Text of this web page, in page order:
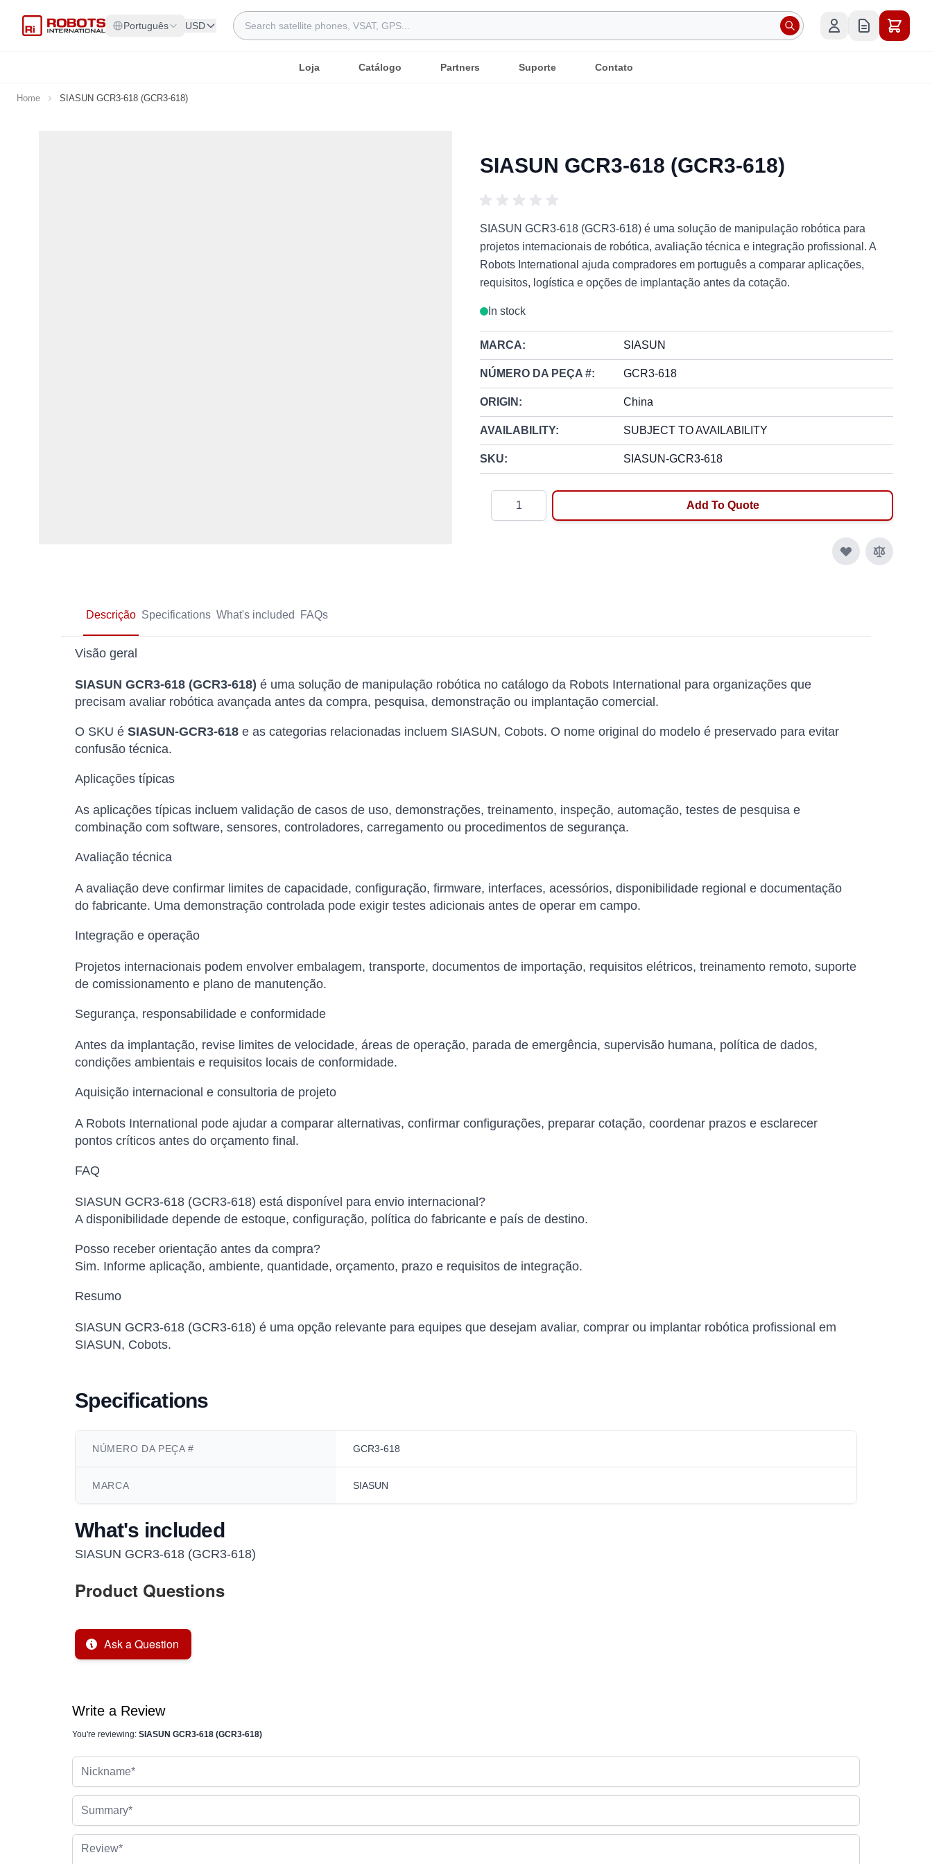
Português USD
Search
Loja Catálogo Partners Suporte Contato
Home SIASUN GCR3-618 (GCR3-618)
SIASUN GCR3-618 (GCR3-618)
SIASUN GCR3-618 (GCR3-618) é uma solução de manipulação robótica para
projetos internacionais de robótica, avaliação técnica e integração profissional. A
Robots International ajuda compradores em português a comparar aplicações,
requisitos, logística e opções de implantação antes da cotação.
In stock
MARCA: SIASUN
NÚMERO DA PEÇA #: GCR3-618
ORIGIN: China
AVAILABILITY: SUBJECT TO AVAILABILITY
SKU: SIASUN-GCR3-618
Add To Quote
Descrição Specifications What's included FAQs
Visão geral
SIASUN GCR3-618 (GCR3-618) é uma solução de manipulação robótica no catálogo da Robots International para organizações que
precisam avaliar robótica avançada antes da compra, pesquisa, demonstração ou implantação comercial.
O SKU é SIASUN-GCR3-618 e as categorias relacionadas incluem SIASUN, Cobots. O nome original do modelo é preservado para evitar
confusão técnica.
Aplicações típicas
As aplicações típicas incluem validação de casos de uso, demonstrações, treinamento, inspeção, automação, testes de pesquisa e
combinação com software, sensores, controladores, carregamento ou procedimentos de segurança.
Avaliação técnica
A avaliação deve confirmar limites de capacidade, configuração, firmware, interfaces, acessórios, disponibilidade regional e documentação
do fabricante. Uma demonstração controlada pode exigir testes adicionais antes de operar em campo.
Integração e operação
Projetos internacionais podem envolver embalagem, transporte, documentos de importação, requisitos elétricos, treinamento remoto, suporte
de comissionamento e plano de manutenção.
Segurança, responsabilidade e conformidade
Antes da implantação, revise limites de velocidade, áreas de operação, parada de emergência, supervisão humana, política de dados,
condições ambientais e requisitos locais de conformidade.
Aquisição internacional e consultoria de projeto
A Robots International pode ajudar a comparar alternativas, confirmar configurações, preparar cotação, coordenar prazos e esclarecer
pontos críticos antes do orçamento final.
FAQ
SIASUN GCR3-618 (GCR3-618) está disponível para envio internacional?
A disponibilidade depende de estoque, configuração, política do fabricante e país de destino.
Posso receber orientação antes da compra?
Sim. Informe aplicação, ambiente, quantidade, orçamento, prazo e requisitos de integração.
Resumo
SIASUN GCR3-618 (GCR3-618) é uma opção relevante para equipes que desejam avaliar, comprar ou implantar robótica profissional em
SIASUN, Cobots.
Specifications
NÚMERO DA PEÇA # GCR3-618
MARCA SIASUN
What's included
SIASUN GCR3-618 (GCR3-618)
Product Questions
Ask a Question
Write a Review
You're reviewing: SIASUN GCR3-618 (GCR3-618)
Review